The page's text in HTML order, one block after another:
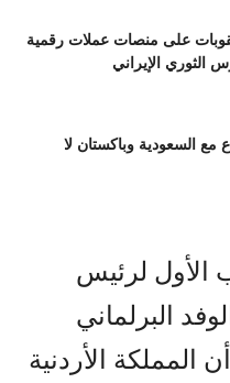
على منصات عملات رقمية
الثوري الإيراني
مع السعودية وباكستان لا
الأول لرئيس
البرلماني
الأردنية